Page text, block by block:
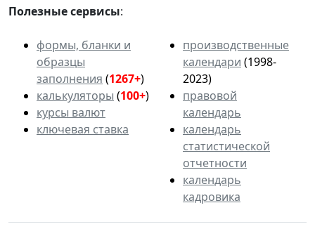
Полезные сервисы:
формы, бланки и
образцы
заполнения (1267+)
калькуляторы (100+)
курсы валют
ключевая ставка
производственные
календари (1998-
2023)
правовой
календарь
календарь
статистической
отчетности
календарь
кадровика